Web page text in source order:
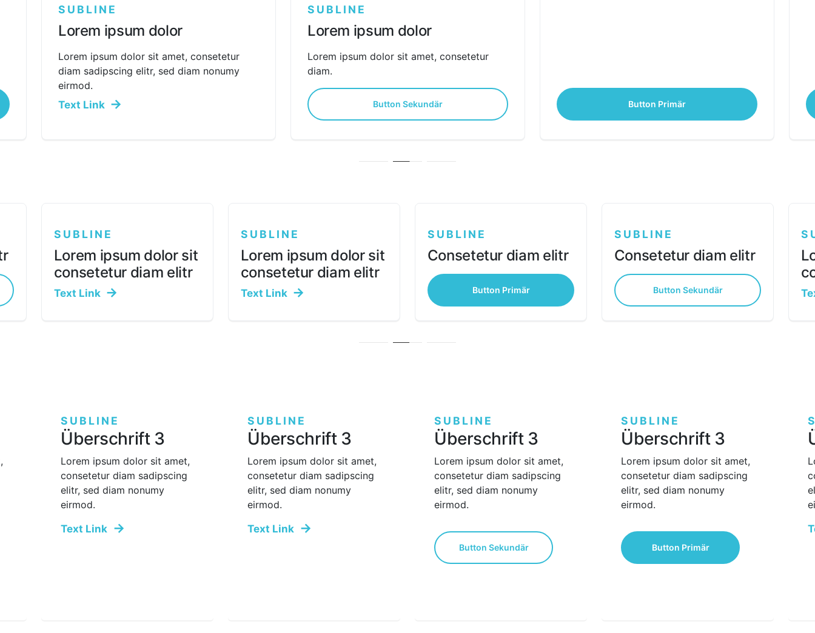
SUBLINE
Lorem ipsum dolor
Lorem ipsum dolor sit amet, consetetur
diam sadipscing elitr, sed diam nonumy
eirmod.
Text Link
SUBLINE
Lorem ipsum dolor
Lorem ipsum dolor sit amet, consetetur
diam.
Button Sekundär Button Primär
SUBLINE
Lorem ipsum dolor sit
consetetur diam elitr
Text Link
SUBLINE
Lorem ipsum dolor sit
consetetur diam elitr
Text Link
SUBLINE
Consetetur diam elitr
Button Primär
SUBLINE
Consetetur diam elitr
Button Sekundär
SUBLINE
Überschrift 3
Lorem ipsum dolor sit amet,
consetetur diam sadipscing
elitr, sed diam nonumy
eirmod.
Text Link
SUBLINE
Überschrift 3
Lorem ipsum dolor sit amet,
consetetur diam sadipscing
elitr, sed diam nonumy
eirmod.
Text Link
SUBLINE
Überschrift 3
Lorem ipsum dolor sit amet,
consetetur diam sadipscing
elitr, sed diam nonumy
eirmod.
Button Sekundär
SUBLINE
Überschrift 3
Lorem ipsum dolor sit amet,
consetetur diam sadipscing
elitr, sed diam nonumy
eirmod.
Button Primär